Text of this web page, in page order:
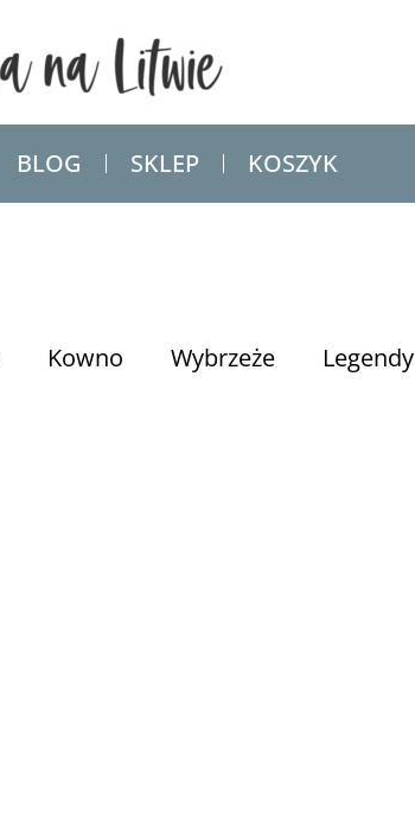
BLOG SKLEP KOSZYK
Kowno Wybrzeże Legendy